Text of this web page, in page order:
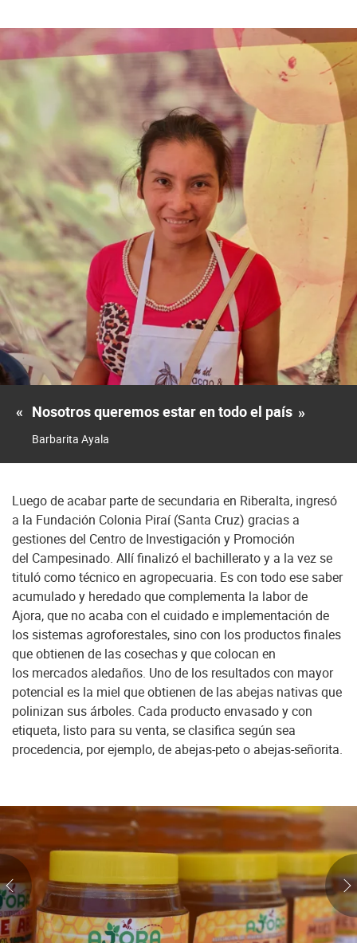
« Nosotros queremos estar en todo el país »
Barbarita Ayala
Luego de acabar parte de secundaria en Riberalta, ingresó
a la Fundación Colonia Piraí (Santa Cruz) gracias a
gestiones del Centro de Investigación y Promoción
del Campesinado. Allí finalizó el bachillerato y a la vez se
tituló como técnico en agropecuaria. Es con todo ese saber
acumulado y heredado que complementa la labor de
Ajora, que no acaba con el cuidado e implementación de
los sistemas agroforestales, sino con los productos finales
que obtienen de las cosechas y que colocan en
los mercados aledaños. Uno de los resultados con mayor
potencial es la miel que obtienen de las abejas nativas que
polinizan sus árboles. Cada producto envasado y con
etiqueta, listo para su venta, se clasifica según sea
procedencia, por ejemplo, de abejas-peto o abejas-señorita.